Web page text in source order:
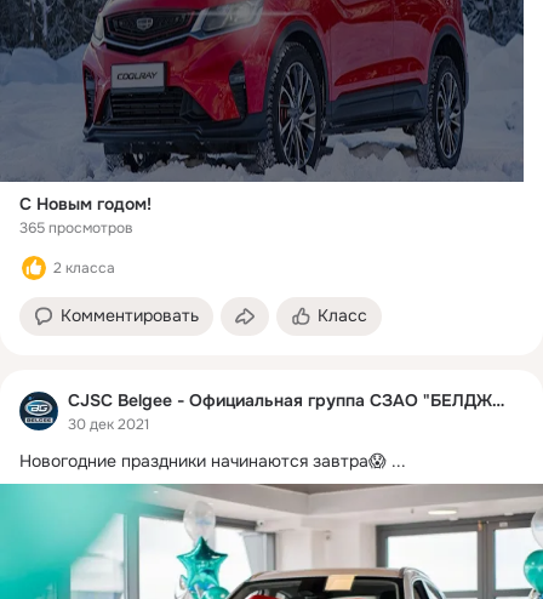
С Новым годом!
365 просмотров
2 класса
Комментировать Класс
CJSC Belgee - Официальная группа СЗАО "БЕЛДЖИ"
30 дек 2021
Новогодние праздники начинаются завтра😱 ...